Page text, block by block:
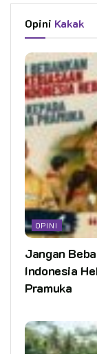
Opini Kakak
OPINI
Jangan
Indonesia
Pramuka